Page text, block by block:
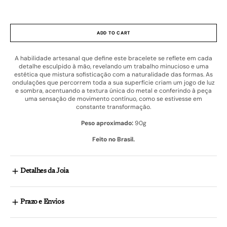
ADD TO CART
A habilidade artesanal que define este bracelete se reflete em cada
detalhe esculpido à mão, revelando um trabalho minucioso e uma
estética que mistura sofisticação com a naturalidade das formas. As
ondulações que percorrem toda a sua superfície criam um jogo de luz
e sombra, acentuando a textura única do metal e conferindo à peça
uma sensação de movimento contínuo, como se estivesse em
constante transformação.
Pesoaproximado:90g
Feito no Brasil.
Detalhes da Joia
Prazo e Envios